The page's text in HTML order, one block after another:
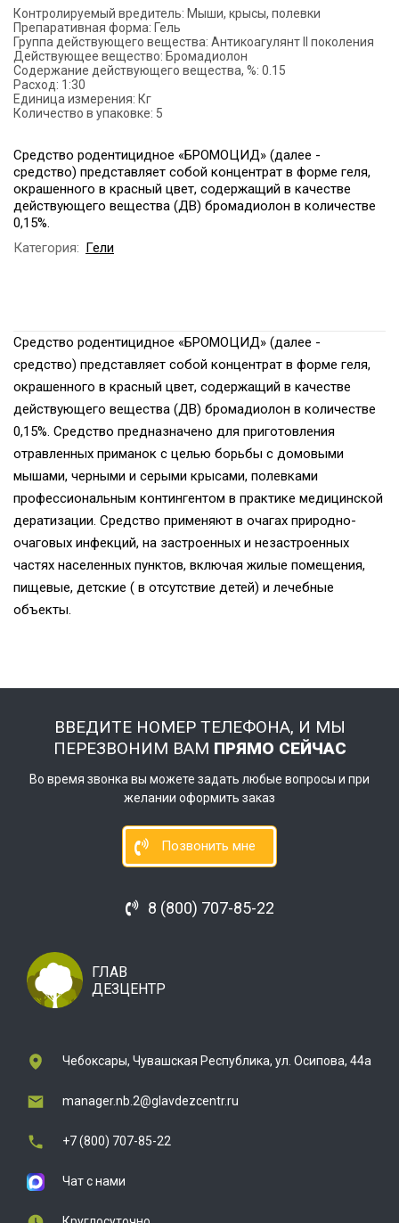
Контролируемый вредитель: Мыши, крысы, полевки
Препаративная форма: Гель
Группа действующего вещества: Антикоагулянт II поколения
Действующее вещество: Бромадиолон
Содержание действующего вещества, %: 0.15
Расход: 1:30
Единица измерения: Кг
Количество в упаковке: 5
Средство родентицидное «БРОМОЦИД» (далее -
средство) представляет собой концентрат в форме геля,
окрашенного в красный цвет, содержащий в качестве
действующего вещества (ДВ) бромадиолон в количестве
0,15%.
Категория: Гели
Средство родентицидное «БРОМОЦИД» (далее -
средство) представляет собой концентрат в форме геля,
окрашенного в красный цвет, содержащий в качестве
действующего вещества (ДВ) бромадиолон в количестве
0,15%. Средство предназначено для приготовления
отравленных приманок с целью борьбы с домовыми
мышами, черными и серыми крысами, полевками
профессиональным контингентом в практике медицинской
дератизации. Средство применяют в очагах природно-
очаговых инфекций, на застроенных и незастроенных
частях населенных пунктов, включая жилые помещения,
пищевые, детские ( в отсутствие детей) и лечебные
объекты.
ВВЕДИТЕ НОМЕР ТЕЛЕФОНА, И МЫ
ПЕРЕЗВОНИМ ВАМ ПРЯМО СЕЙЧАС
Во время звонка вы можете задать любые вопросы и при
желании оформить заказ
Позвонить мне
8 (800) 707-85-22
ГЛАВ
ДЕЗЦЕНТР
Чебоксары, Чувашская Республика, ул. Осипова, 44а
manager.nb.2@glavdezcentr.ru
+7 (800) 707-85-22
Чат с нами